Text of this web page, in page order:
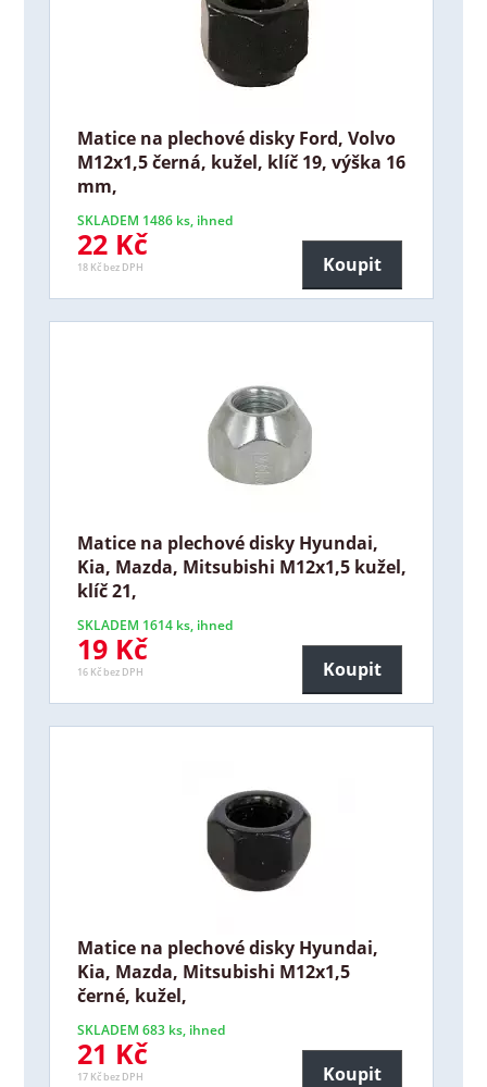
Matice na plechové disky Ford, Volvo
M12x1,5 černá, kužel, klíč 19, výška 16
mm,
SKLADEM 1486 ks, ihned
22 Kč
18 Kč bez DPH Koupit
Matice na plechové disky Hyundai,
Kia, Mazda, Mitsubishi M12x1,5 kužel,
klíč 21,
SKLADEM 1614 ks, ihned
19 Kč
16 Kč bez DPH Koupit
Matice na plechové disky Hyundai,
Kia, Mazda, Mitsubishi M12x1,5
černé, kužel,
SKLADEM 683 ks, ihned
21 Kč
17 Kč bez DPH Koupit